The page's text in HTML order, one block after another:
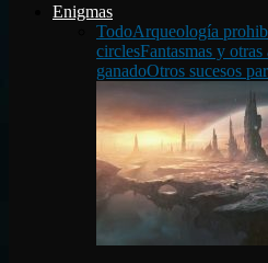
Enigmas
TodoArqueología
circlesFantasmas y
ganadoOtros sucesos